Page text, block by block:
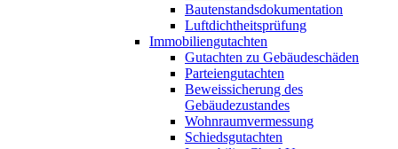
Bautenstandsdokumentation
Luftdichtheitsprüfung
Immobiliengutachten
Gutachten zu Gebäudeschäden
Parteiengutachten
Beweissicherung des
Gebäudezustandes
Wohnraumvermessung
Schiedsgutachten